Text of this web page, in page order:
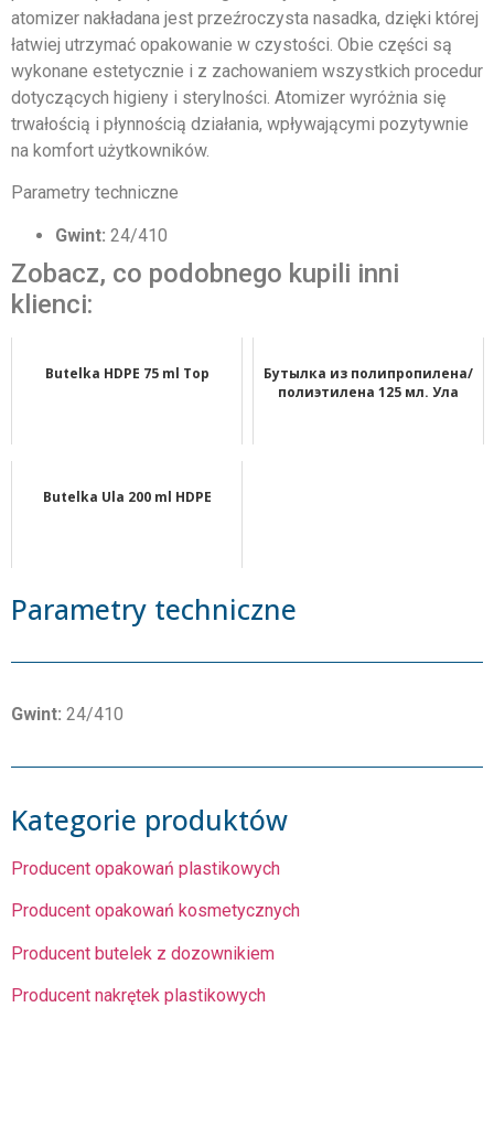
atomizer nakładana jest przeźroczysta nasadka, dzięki której
łatwiej utrzymać opakowanie w czystości. Obie części są
wykonane estetycznie i z zachowaniem wszystkich procedur
dotyczących higieny i sterylności. Atomizer wyróżnia się
trwałością i płynnością działania, wpływającymi pozytywnie
na komfort użytkowników.
Parametry techniczne
Gwint: 24/410
Zobacz, co podobnego kupili inni
klienci:
Butelka HDPE 75 ml Top
Бутылка из полипропилена/
полиэтилена 125 мл. Ула
Butelka Ula 200 ml HDPE
Parametry techniczne
Gwint: 24/410
Kategorie produktów
Producent opakowań plastikowych
Producent opakowań kosmetycznych
Producent butelek z dozownikiem
Producent nakrętek plastikowych